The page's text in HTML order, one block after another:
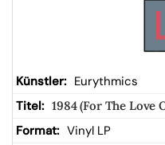
kor
b
Eurythmics
1984 (For The Love
Vinyl LP